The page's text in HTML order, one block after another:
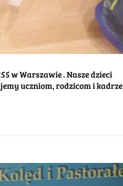
w Warszawie . Nasze dzieci
uczniom, rodzicom i kadrze